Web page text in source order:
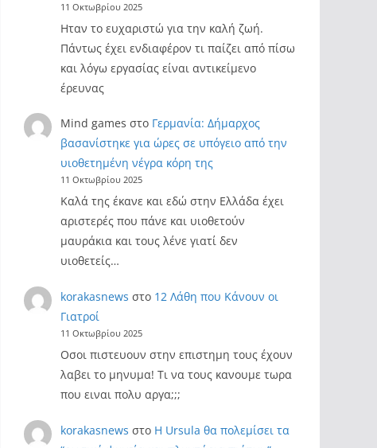
11 Οκτωβρίου 2025
Ηταν το ευχαριστώ για την καλή ζωή.
Πάντως έχει ενδιαφέρον τι παίζει από πίσω
και λόγω εργασίας είναι αντικείμενο
έρευνας
Mind games στο Γερμανία: Δήμαρχος
βασανίστηκε για ώρες σε υπόγειο από την
υιοθετημένη νέγρα κόρη της
11 Οκτωβρίου 2025
Καλά της έκανε και εδώ στην Ελλάδα έχει
αριστερές που πάνε και υιοθετούν
μαυράκια και τους λένε γιατί δεν
υιοθετείς…
korakasnews στο 12 Λάθη που Κάνουν οι
Γιατροί
11 Οκτωβρίου 2025
Οσοι πιστευουν στην επιστημη τους έχουν
λαβει το μηνυμα! Τι να τους κανουμε τωρα
που ειναι πολυ αργα;;;
korakasnews στο Η Ursula θα πολεμίσει τα